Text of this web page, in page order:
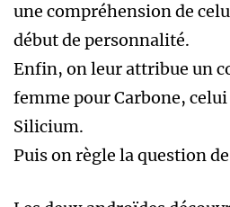
une compréhension de
début de personnalité.
Enfin, on leur attribue un
femme pour Carbone,
Silicium.
Puis on règle la question